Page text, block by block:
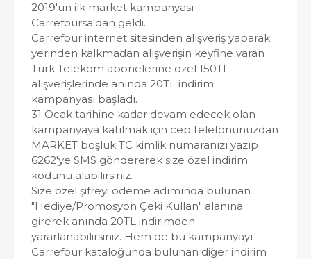
2019'un ilk market kampanyası
Carrefoursa'dan geldi.
Carrefour internet sitesinden alışveriş yaparak
yerinden kalkmadan alışverişin keyfine varan
Türk Telekom abonelerine özel 150TL
alışverişlerinde anında 20TL indirim
kampanyası başladı.
31 Ocak tarihine kadar devam edecek olan
kampanyaya katılmak için cep telefonunuzdan
MARKET boşluk TC kimlik numaranızı yazıp
6262'ye SMS göndererek size özel indirim
kodunu alabilirsiniz.
Size özel şifreyi ödeme adımında bulunan
"Hediye/Promosyon Çeki Kullan" alanına
girerek anında 20TL indirimden
yararlanabilirsiniz. Hem de bu kampanyayı
Carrefour kataloğunda bulunan diğer indirim